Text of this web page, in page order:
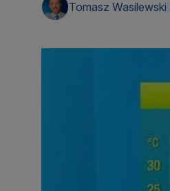
Tomasz Wasilewski